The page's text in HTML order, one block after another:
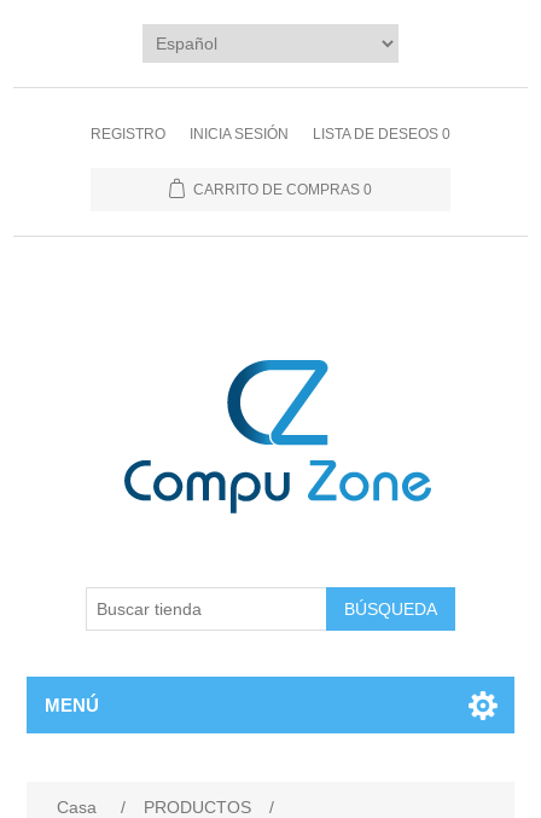
REGISTRO INICIA SESIÓN LISTA DE DESEOS 0
CARRITO DE COMPRAS 0
BÚSQUEDA
MENÚ
Casa / PRODUCTOS
/